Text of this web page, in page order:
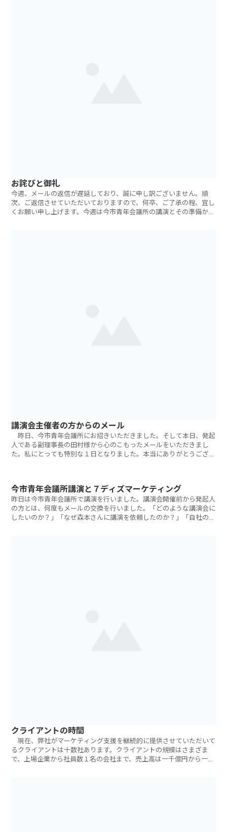
お詫びと御礼
今週、メールの返信が遅延しており、誠に申し訳ございません。順
次、ご返信させていただいておりますので、何卒、ご了承の程、宜し
くお願い申し上げます。今週は今市青年会議所の講演とその準備から
講演会主催者の方からのメール
昨日、今市青年会議所にお招きいただきました。そして本日、発起
人である副理事長の田村様から心のこもったメールをいただきまし
た。私にとっても特別な１日となりました。本当にありがとうござい
今市青年会議所講演と７ディズマーケティング
昨日は今市青年会議所で講演を行いました。講演会開催前から発起人
の方とは、何度もメールの交換を行いました。「どのような講演会に
したいのか？」「なぜ森本さんに講演を依頼したのか？」「自社の事
クライアントの時間
現在、弊社がマーケティング支援を継続的に提供させていただいて
るクライアントは十数社あります。クライアントの規模はさまざま
で、上場企業から社員数１名の会社まで、売上高は一千億円から一千